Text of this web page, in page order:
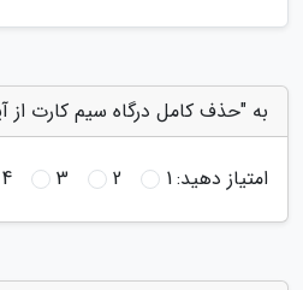
به "حذف کامل درگاه سیم کارت از
امتیاز دهید:1
2
3
4